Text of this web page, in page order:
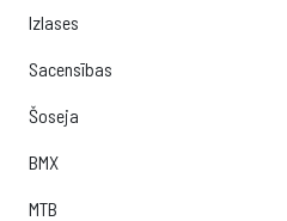
Izlases
Sacensības
Šoseja
BMX
MTB